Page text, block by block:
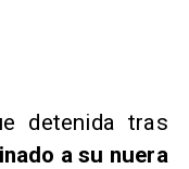
detenida tras
a su nuera